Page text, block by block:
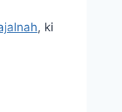
, ki